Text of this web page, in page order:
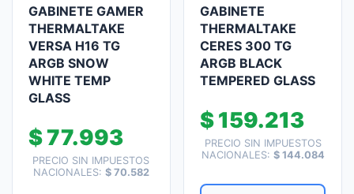
GABINETE GAMER
THERMALTAKE
VERSA H16 TG
ARGB SNOW
WHITE TEMP
GLASS
$77.993
PRECIO SIN IMPUESTOS
NACIONALES: $70.582
GABINETE
THERMALTAKE
CERES 300 TG
ARGB BLACK
TEMPERED GLASS
$159.213
PRECIO SIN IMPUESTOS
NACIONALES: $144.084